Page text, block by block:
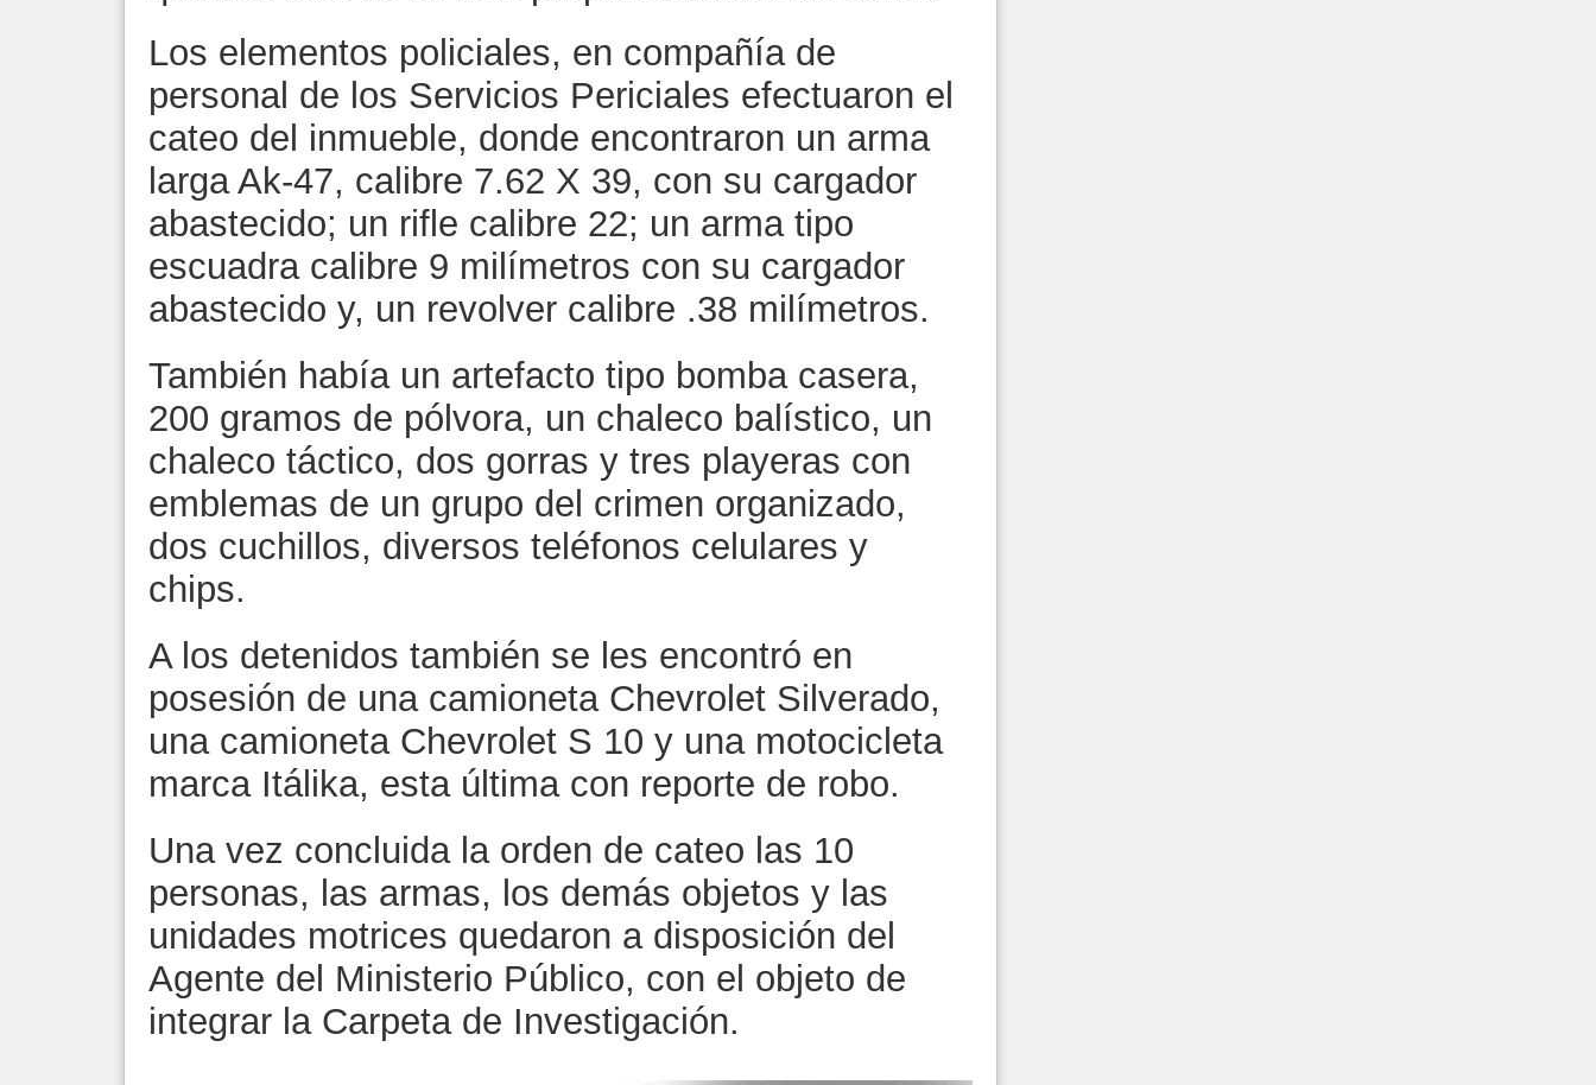
Los elementos policiales, en compañía de
personal de los Servicios Periciales efectuaron el
cateo del inmueble, donde encontraron un arma
larga Ak-47, calibre 7.62 X 39, con su cargador
abastecido; un rifle calibre 22; un arma tipo
escuadra calibre 9 milímetros con su cargador
abastecido y, un revolver calibre .38 milímetros.
También había un artefacto tipo bomba casera,
200 gramos de pólvora, un chaleco balístico, un
chaleco táctico, dos gorras y tres playeras con
emblemas de un grupo del crimen organizado,
dos cuchillos, diversos teléfonos celulares y
chips.
A los detenidos también se les encontró en
posesión de una camioneta Chevrolet Silverado,
una camioneta Chevrolet S 10 y una motocicleta
marca Itálika, esta última con reporte de robo.
Una vez concluida la orden de cateo las 10
personas, las armas, los demás objetos y las
unidades motrices quedaron a disposición del
Agente del Ministerio Público, con el objeto de
integrar la Carpeta de Investigación.